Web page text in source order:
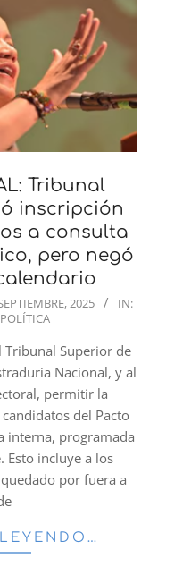
Tribunal
inscripción
a consulta
pero negó
2025
IN:
POLÍTICA
Tribunal Superior de
Nacional, y al
permitir la
del Pacto
interna, programada
Esto incluye a los
por fuera a